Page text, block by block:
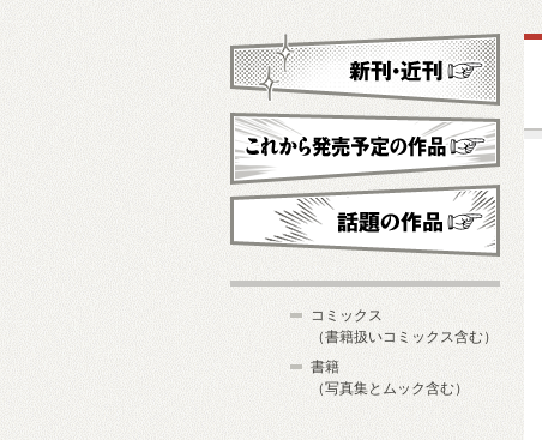
新刊・近刊
これから発売予定
コミックス
（書籍扱いコミックス含む）
書籍
（写真集とムック含む）